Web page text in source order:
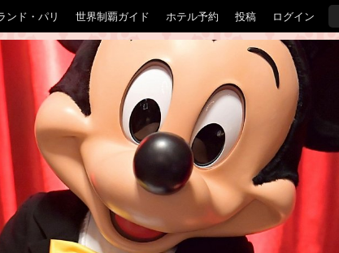
ンド・パリ 世界制覇ガイド ホテル予約 投稿 ログイン